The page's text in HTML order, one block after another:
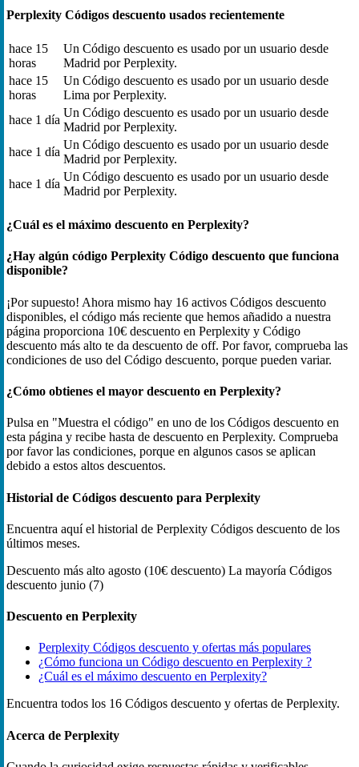
Perplexity Códigos descuento usados recientemente
hace 15
horas
Un Código descuento es usado por un usuario desde
Madrid por Perplexity.
hace 15
horas
Un Código descuento es usado por un usuario desde
Lima por Perplexity.
hace 1 día
Un Código descuento es usado por un usuario desde
Madrid por Perplexity.
hace 1 día
Un Código descuento es usado por un usuario desde
Madrid por Perplexity.
hace 1 día
Un Código descuento es usado por un usuario desde
Madrid por Perplexity.
¿Cuál es el máximo descuento en Perplexity?
¿Hay algún código Perplexity Código descuento que funciona
disponible?
¡Por supuesto! Ahora mismo hay 16 activos Códigos descuento
disponibles, el código más reciente que hemos añadido a nuestra
página proporciona 10€ descuento en Perplexity y Código
descuento más alto te da descuento de off. Por favor, comprueba las
condiciones de uso del Código descuento, porque pueden variar.
¿Cómo obtienes el mayor descuento en Perplexity?
Pulsa en "Muestra el código" en uno de los Códigos descuento en
esta página y recibe hasta de descuento en Perplexity. Comprueba
por favor las condiciones, porque en algunos casos se aplican
debido a estos altos descuentos.
Historial de Códigos descuento para Perplexity
Encuentra aquí el historial de Perplexity Códigos descuento de los
últimos meses.
Descuento más alto agosto (10€ descuento) La mayoría Códigos
descuento junio (7)
Descuento en Perplexity
Perplexity Códigos descuento y ofertas más populares
¿Cómo funciona un Código descuento en Perplexity ?
¿Cuál es el máximo descuento en Perplexity?
Encuentra todos los 16 Códigos descuento y ofertas de Perplexity.
Acerca de Perplexity